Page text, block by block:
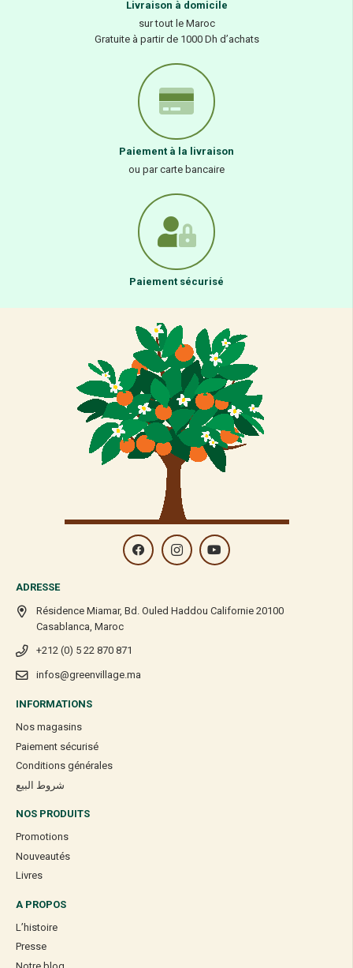
Livraison à domicile
sur tout le Maroc
Gratuite à partir de 1000 Dh d’achats
Paiement à la livraison
ou par carte bancaire
Paiement sécurisé
ADRESSE
Résidence Miamar, Bd. Ouled Haddou Californie 20100
Casablanca, Maroc
+212 (0) 5 22 870 871
infos@greenvillage.ma
INFORMATIONS
Nos magasins
Paiement sécurisé
Conditions générales
شروط البيع
NOS PRODUITS
Promotions
Nouveautés
Livres
A PROPOS
L’histoire
Presse